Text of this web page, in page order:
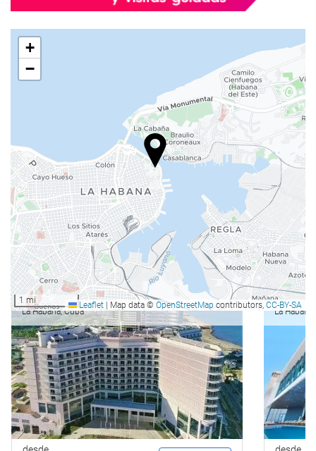
+
−
1 mi Leaflet Map data © OpenStreetMap contributors, CC-BY-SA
La Habana
Gran Muthu Habana Tower
La Habana, Cuba
Grand
La